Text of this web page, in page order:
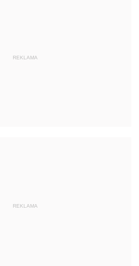
REKLAMA
REKLAMA